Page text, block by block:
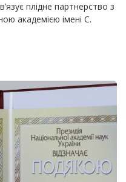
плідне партнерство з
академією імені С.